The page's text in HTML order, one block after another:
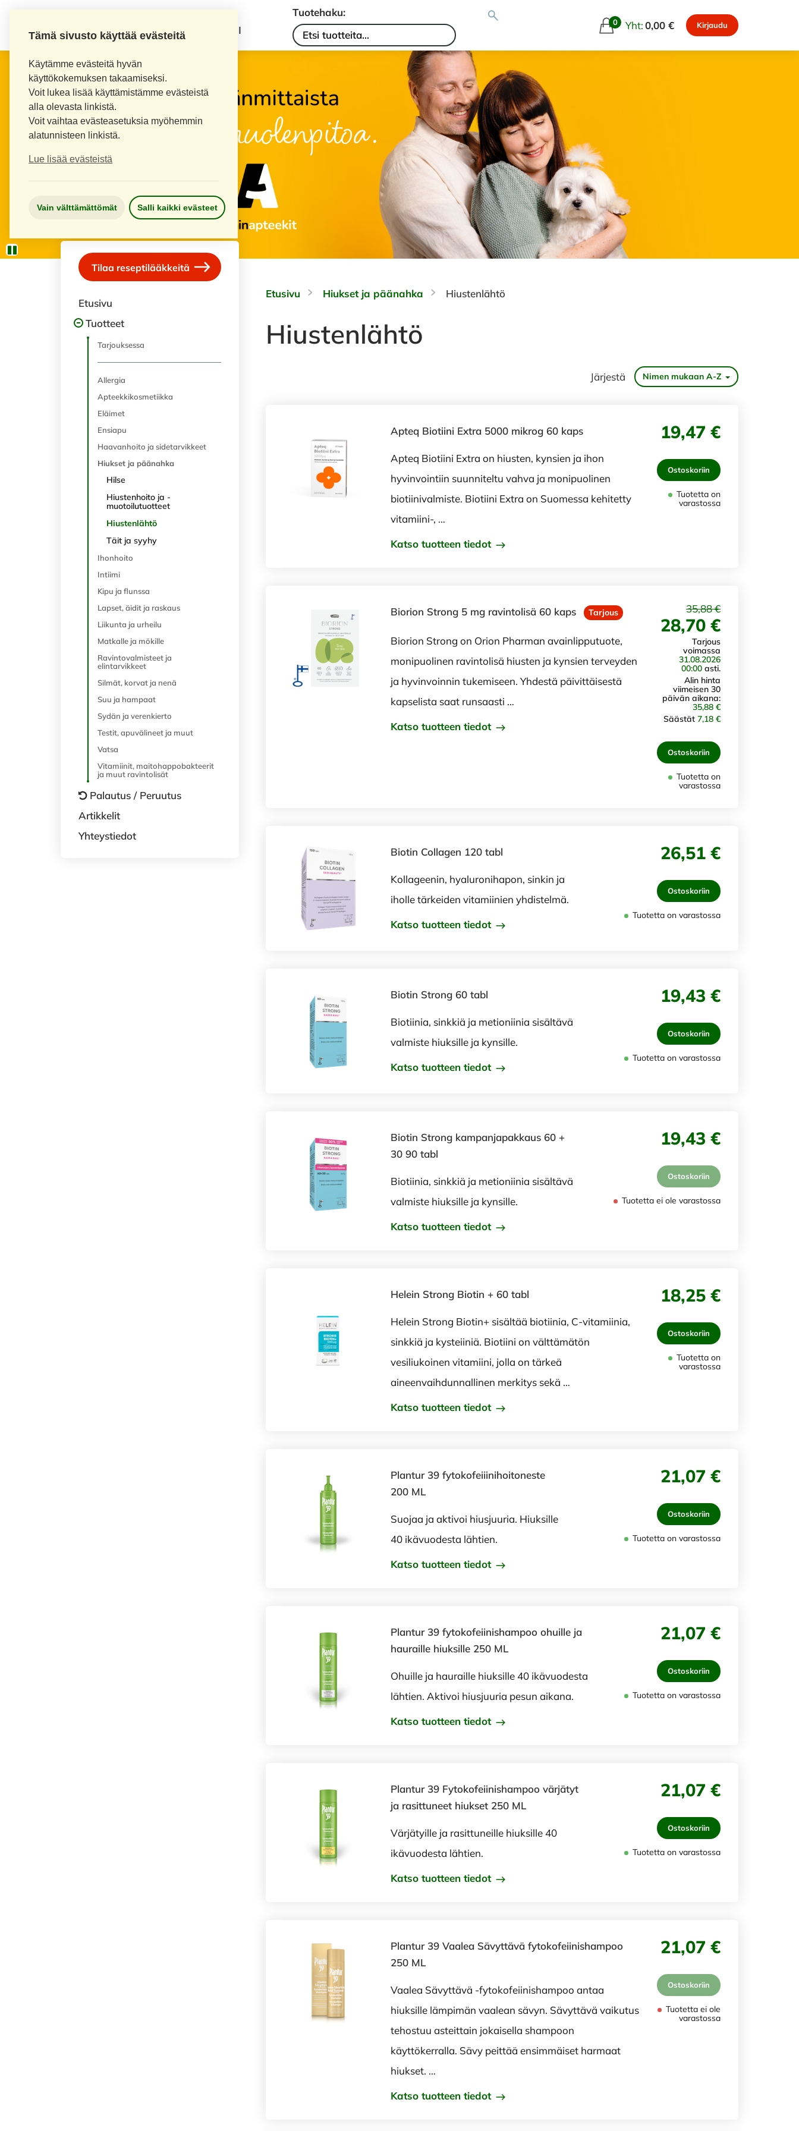
Tämä sivusto käyttää evästeitä
Käytämme evästeitä hyvän
käyttökokemuksen takaamiseksi.
Voit lukea lisää käyttämistämme evästeistä
alla olevasta linkistä.
Voit vaihtaa evästeasetuksia myöhemmin
alatunnisteen linkistä.
Lue lisää evästeistä
Vain välttämättömät Salli kaikki evästeet
INKEROISTEN APTEEKKI
Tuotehaku:
0 Yht:0,00 € Kirjaudu
Tilaa reseptilääkkeitä
Etusivu
Tuotteet
Tarjouksessa
Allergia
Apteekkikosmetiikka
Eläimet
Ensiapu
Haavanhoito ja sidetarvikkeet
Hiukset ja päänahka
Hilse
Hiustenhoito ja -
muotoilutuotteet
Hiustenlähtö
Täit ja syyhy
Ihonhoito
Intiimi
Kipu ja flunssa
Lapset, äidit ja raskaus
Liikunta ja urheilu
Matkalle ja mökille
Ravintovalmisteet ja
elintarvikkeet
Silmät, korvat ja nenä
Suu ja hampaat
Sydän ja verenkierto
Testit, apuvälineet ja muut
Vatsa
Vitamiinit, maitohappobakteerit
ja muut ravintolisät
Palautus / Peruutus
Artikkelit
Yhteystiedot
Etusivu Hiukset ja päänahka Hiustenlähtö
Hiustenlähtö
Järjestä Nimen mukaan A-Z
Apteq Biotiini Extra 5000 mikrog 60 kaps
Apteq Biotiini Extra on hiusten, kynsien ja ihon
hyvinvointiin suunniteltu vahva ja monipuolinen
biotiinivalmiste. Biotiini Extra on Suomessa kehitetty
vitamiini-, …
Katso tuotteen tiedot
19,47 €
Ostoskoriin
Tuotetta on
varastossa
Biorion Strong 5 mg ravintolisä 60 kaps Tarjous
Biorion Strong on Orion Pharman avainlipputuote,
monipuolinen ravintolisä hiusten ja kynsien terveyden
ja hyvinvoinnin tukemiseen. Yhdestä päivittäisestä
kapselista saat runsaasti …
Katso tuotteen tiedot
35,88 €
28,70 €
Tarjous
voimassa
31.08.2026
00:00 asti.
Alin hinta
viimeisen 30
päivän aikana:
35,88 €
Säästät 7,18 €
Ostoskoriin
Tuotetta on
varastossa
Biotin Collagen 120 tabl
Kollageenin, hyaluronihapon, sinkin ja
iholle tärkeiden vitamiinien yhdistelmä.
Katso tuotteen tiedot
26,51 €
Ostoskoriin
Tuotetta on varastossa
Biotin Strong 60 tabl
Biotiinia, sinkkiä ja metioniinia sisältävä
valmiste hiuksille ja kynsille.
Katso tuotteen tiedot
19,43 €
Ostoskoriin
Tuotetta on varastossa
Biotin Strong kampanjapakkaus 60 +
30 90 tabl
Biotiinia, sinkkiä ja metioniinia sisältävä
valmiste hiuksille ja kynsille.
Katso tuotteen tiedot
19,43 €
Ostoskoriin
Tuotetta ei ole varastossa
Helein Strong Biotin + 60 tabl
Helein Strong Biotin+ sisältää biotiinia, C-vitamiinia,
sinkkiä ja kysteiiniä. Biotiini on välttämätön
vesiliukoinen vitamiini, jolla on tärkeä
aineenvaihdunnallinen merkitys sekä …
Katso tuotteen tiedot
18,25 €
Ostoskoriin
Tuotetta on
varastossa
Plantur 39 fytokofeiiinihoitoneste
200 ML
Suojaa ja aktivoi hiusjuuria. Hiuksille
40 ikävuodesta lähtien.
Katso tuotteen tiedot
21,07 €
Ostoskoriin
Tuotetta on varastossa
Plantur 39 fytokofeiinishampoo ohuille ja
hauraille hiuksille 250 ML
Ohuille ja hauraille hiuksille 40 ikävuodesta
lähtien. Aktivoi hiusjuuria pesun aikana.
Katso tuotteen tiedot
21,07 €
Ostoskoriin
Tuotetta on varastossa
Plantur 39 Fytokofeiinishampoo värjätyt
ja rasittuneet hiukset 250 ML
Värjätyille ja rasittuneille hiuksille 40
ikävuodesta lähtien.
Katso tuotteen tiedot
21,07 €
Ostoskoriin
Tuotetta on varastossa
Plantur 39 Vaalea Sävyttävä fytokofeiinishampoo
250 ML
Vaalea Sävyttävä -fytokofeiinishampoo antaa
hiuksille lämpimän vaalean sävyn. Sävyttävä vaikutus
tehostuu asteittain jokaisella shampoon
käyttökerralla. Sävy peittää ensimmäiset harmaat
hiukset. …
Katso tuotteen tiedot
21,07 €
Ostoskoriin
Tuotetta ei ole
varastossa